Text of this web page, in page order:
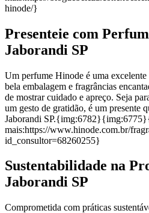
hinode/}
Presenteie com
Jaborandi SP
Um perfume Hinode é uma excelente
bela embalagem e fragrâncias
de mostrar cuidado e apreço. Seja
um gesto de gratidão, é um presente
Jaborandi
mais:https://www.hinode.com.br/
id_consultor=68260255}
Sustentabilidade na
Jaborandi SP
Comprometida com práticas